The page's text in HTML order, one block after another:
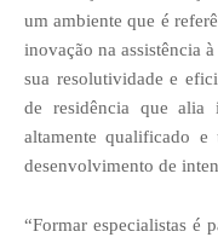
um ambiente que é
inovação na assistência
sua resolutividade e
de residência que alia
altamente qualificado
desenvolvimento de
“Formar especialistas é